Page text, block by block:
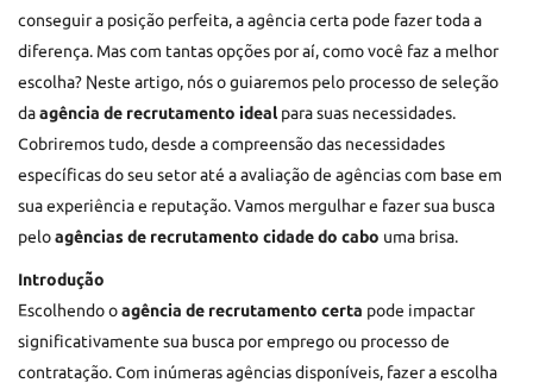
conseguir a posição perfeita, a agência certa pode fazer toda a
diferença. Mas com tantas opções por aí, como você faz a melhor
escolha? Neste artigo, nós o guiaremos pelo processo de seleção
daagência de recrutamento ideal para suas necessidades.
Cobriremos tudo, desde a compreensão das necessidades
específicas do seu setor até a avaliação de agências com base em
sua experiência e reputação. Vamos mergulhar e fazer sua busca
peloagências de recrutamento cidade do cabo uma brisa.
Introdução
Escolhendo oagência de recrutamento certa pode impactar
significativamente sua busca por emprego ou processo de
contratação. Com inúmeras agências disponíveis, fazer a escolha